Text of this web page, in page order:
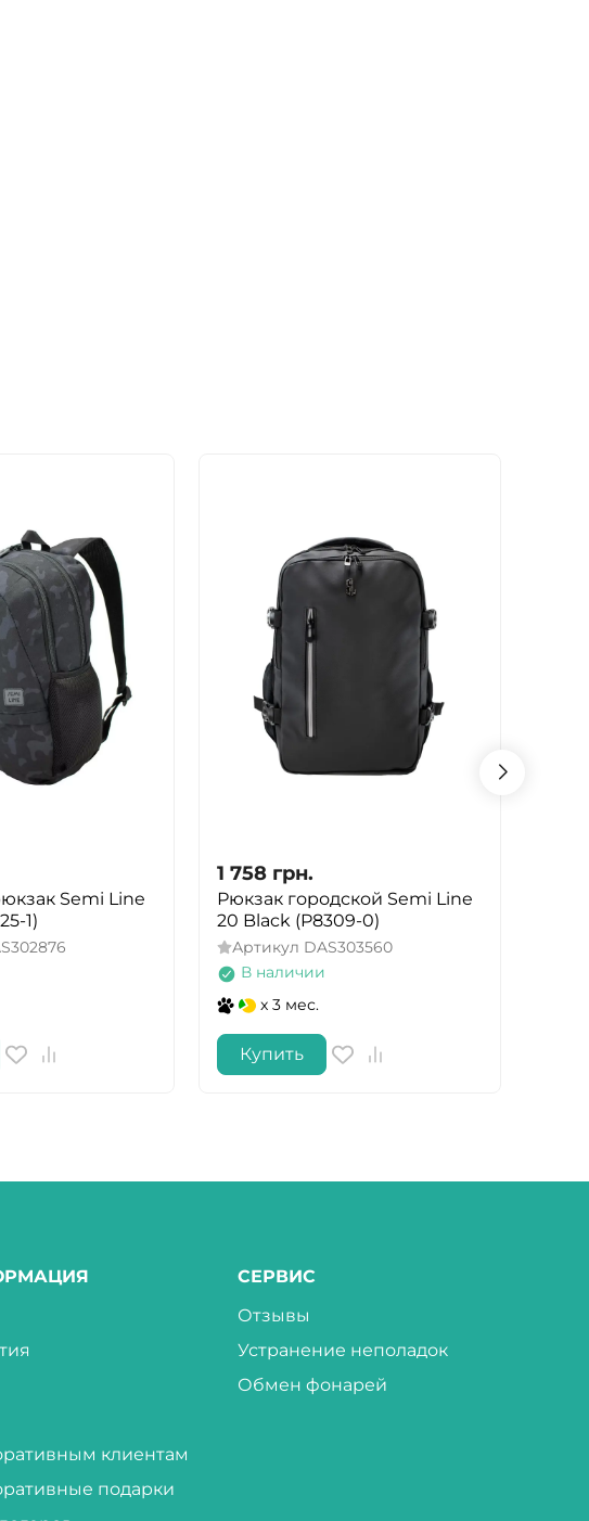
Semi Line
1)
1 758 грн.
Рюкзак городской Semi Line
20 Black (P8309-0)
Артикул DAS303560
В наличии
x 3 мес.
Купить
клиентам
подарки
СЕРВИС
Отзывы
Устранение неполадок
Обмен фонарей